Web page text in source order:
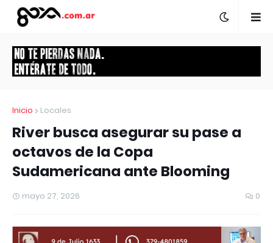
Inicio Locales
River busca asegurar su pase a
octavos de la Copa
Sudamericana ante Blooming
mayo 27, 2026 0